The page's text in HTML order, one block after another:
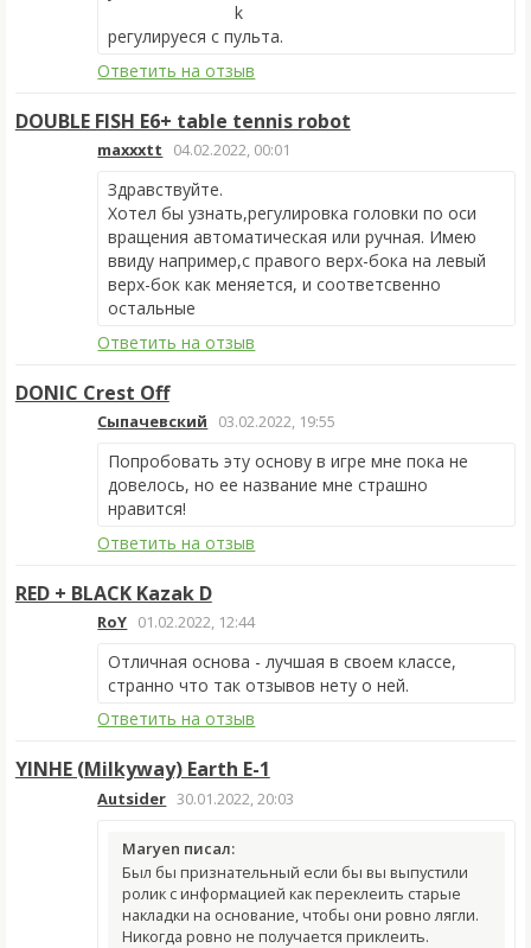
регулируеся с пульта.
Ответить на отзыв
DOUBLE FISH E6+ table tennis robot
maxxxtt 04.02.2022, 00:01
Здравствуйте.
Хотел бы узнать,регулировка головки по оси
вращения автоматическая или ручная. Имею
ввиду например,с правого верх-бока на левый
верх-бок как меняется, и соответсвенно
остальные
Ответить на отзыв
DONIC Crest Off
Сыпачевский 03.02.2022, 19:55
Попробовать эту основу в игре мне пока не
довелось, но ее название мне страшно
нравится!
Ответить на отзыв
RED + BLACK Kazak D
RoY 01.02.2022, 12:44
Отличная основа - лучшая в своем классе,
странно что так отзывов нету о ней.
Ответить на отзыв
YINHE (Milkyway) Earth E-1
Autsider 30.01.2022, 20:03
Maryen писал:
Был бы признательный если бы вы выпустили
ролик с информацией как переклеить старые
накладки на основание, чтобы они ровно лягли.
Никогда ровно не получается приклеить.